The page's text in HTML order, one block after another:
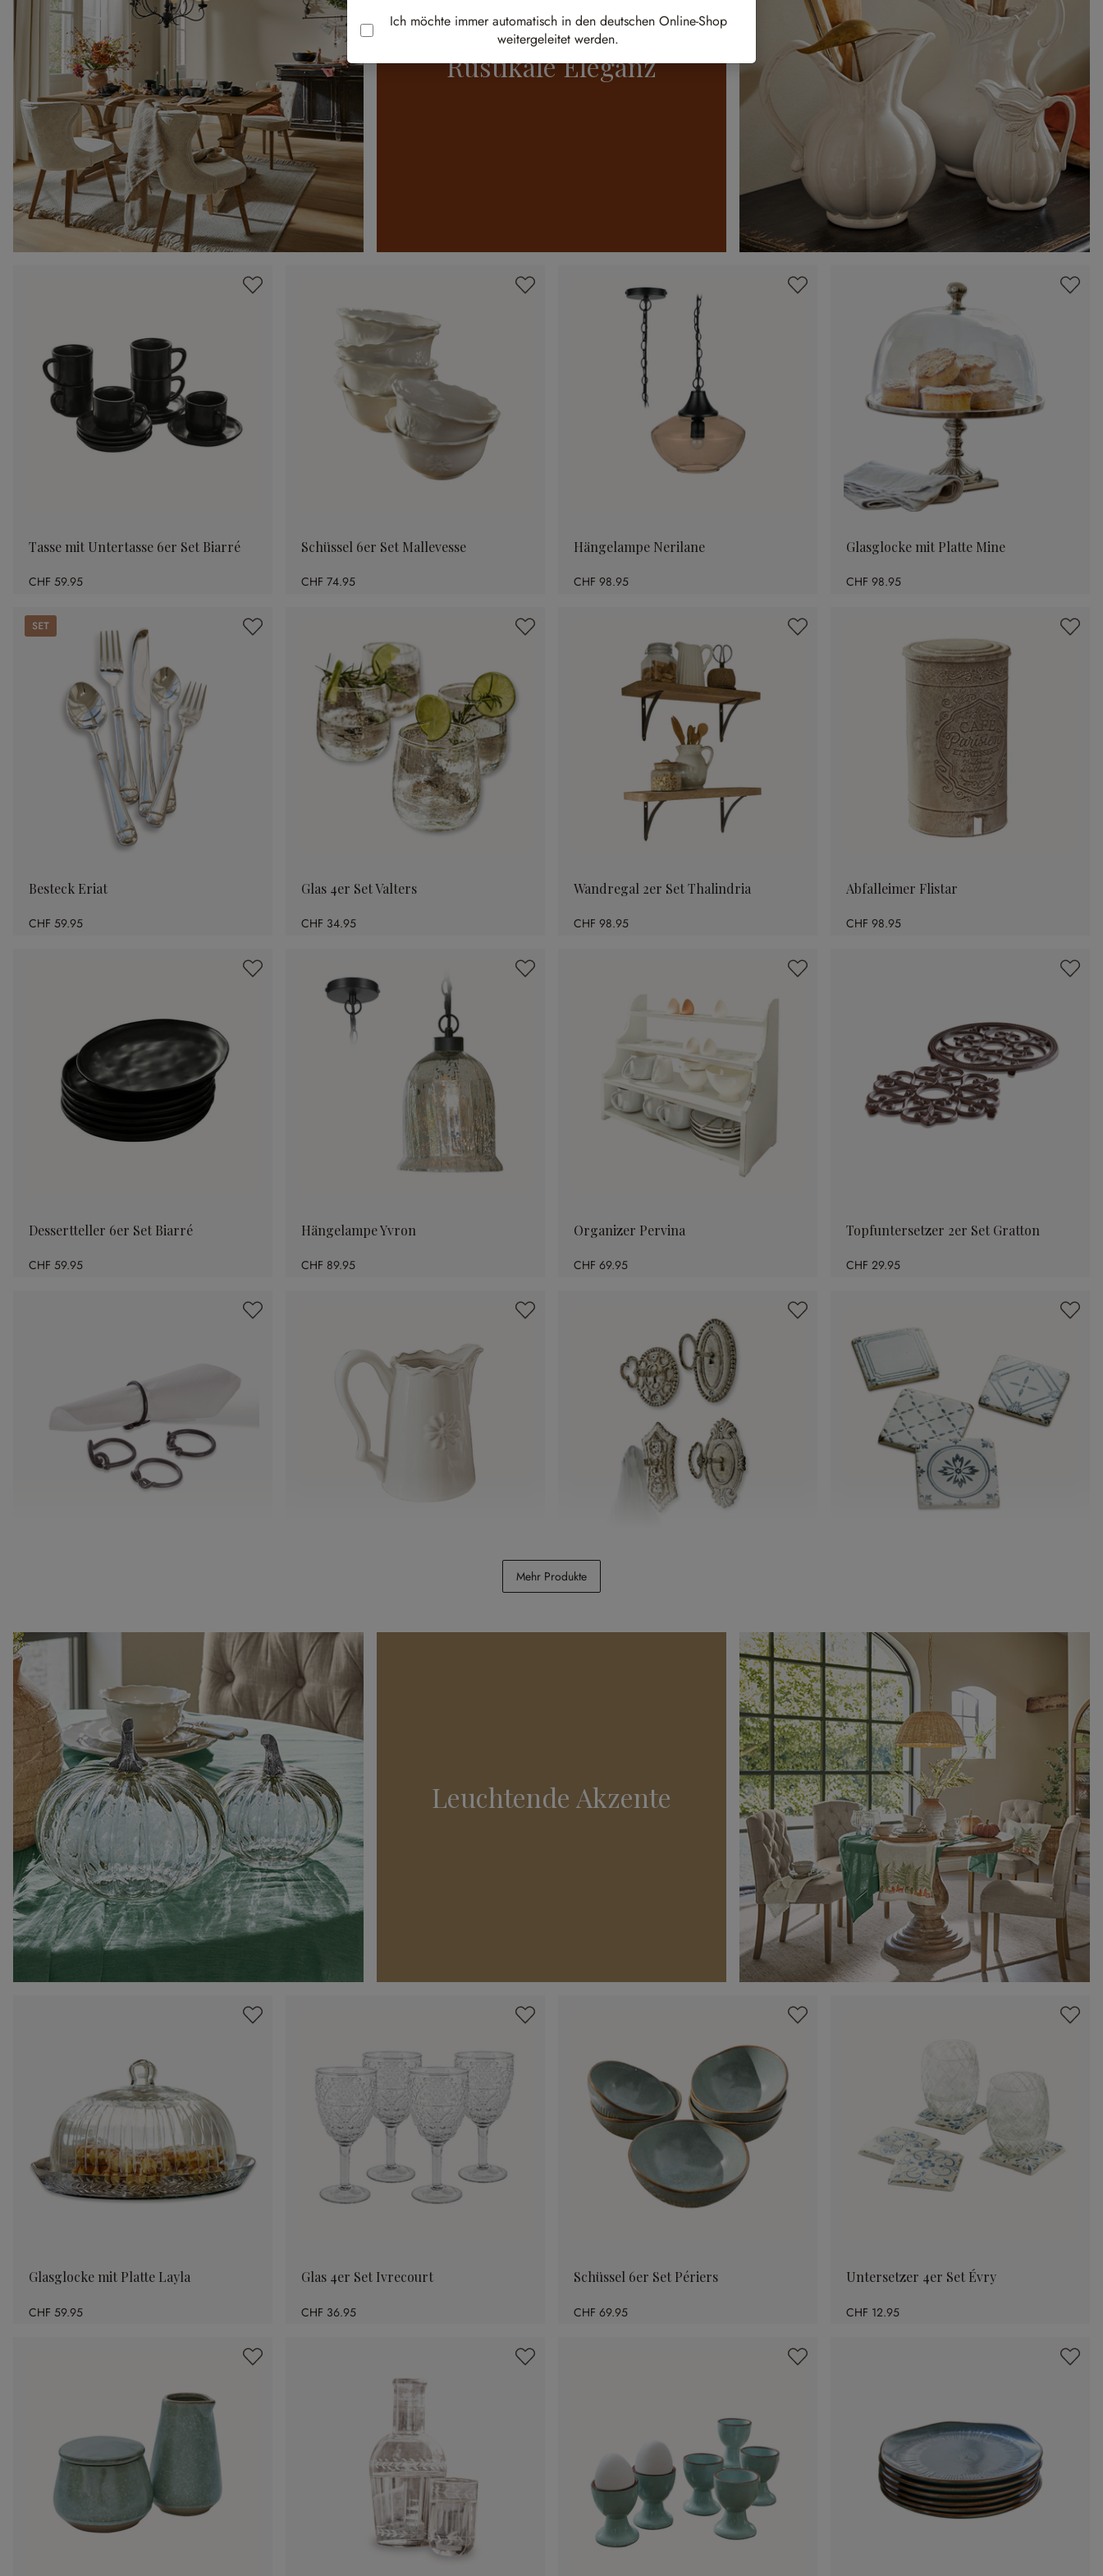
Rustikale Eleganz
Tasse mit Untertasse 6er Set Biarré
CHF 59.95
Schüssel 6er Set Mallevesse
CHF 74.95
Hängelampe Nerilane
CHF 98.95
Glasglocke mit Platte Mine
CHF 98.95
Set
Besteck Eriat
CHF 59.95
Glas 4er Set Valters
CHF 34.95
Wandregal 2er Set Thalindria
CHF 98.95
Abfalleimer Flistar
CHF 98.95
Dessertteller 6er Set Biarré
CHF 59.95
Hängelampe Yvron
CHF 89.95
Organizer Pervina
CHF 69.95
Topfuntersetzer 2er Set Gratton
CHF 29.95
Haken 4er Set Codrington
Mehr Produkte
Leuchtende Akzente
Glasglocke mit Platte Layla
CHF 59.95
Glas 4er Set Ivrecourt
CHF 36.95
Schüssel 6er Set Périers
CHF 69.95
Untersetzer 4er Set Évry
CHF 12.95
Ich möchte immer automatisch in den deutschen Online-Shop
weitergeleitet werden.